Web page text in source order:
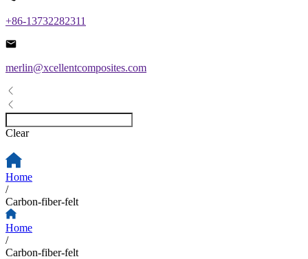
+86-13732282311
merlin@xcellentcomposites.com
Clear
Home
/
Carbon-fiber-felt
Home
/
Carbon-fiber-felt